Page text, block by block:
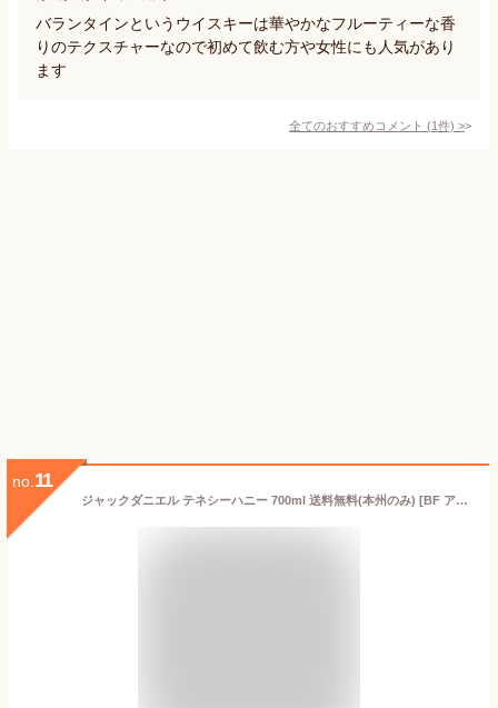
バランタインというウイスキーは華やかなフルーティーな香
りのテクスチャーなので初めて飲む方や女性にも人気があり
ます
全てのおすすめコメント (1件) >
no. 11
ジャックダニエル テネシーハニー 700ml 送料無料(本州のみ) [BF アメリカ リキュール 46262]ギフト プレゼント 贈り物 お祝い 内祝い お返し 誕生日プレゼント 父の日 敬老の日